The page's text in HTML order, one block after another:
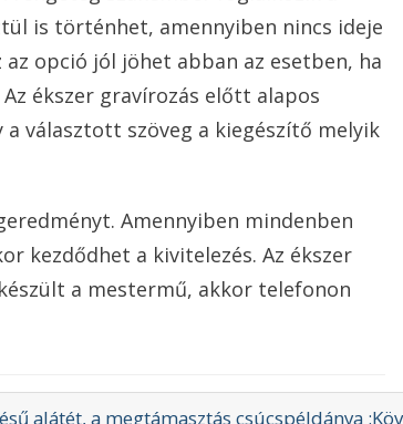
is történhet, amennyiben nincs ideje
az opció jól jöhet abban az esetben, ha
ékszer gravírozás előtt alapos
választott szöveg a kiegészítő melyik
Amennyiben mindenben
kezdődhet a kivitelezés. Az ékszer
a mestermű, akkor telefonon
alátét, a megtámasztás csúcspéldánya